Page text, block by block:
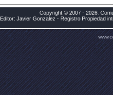
Copyright © 2007 - 2026.
Editor: Javier Gonzalez - Registro Propiedad